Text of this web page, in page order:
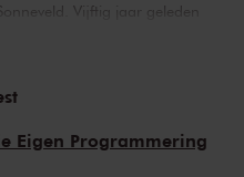
Vijftig jaar geleden
om met het Metropole
die hij had opgepikt naar het
ruim twee weken later aan
dato speelt het Metropole
Eigen Programmering